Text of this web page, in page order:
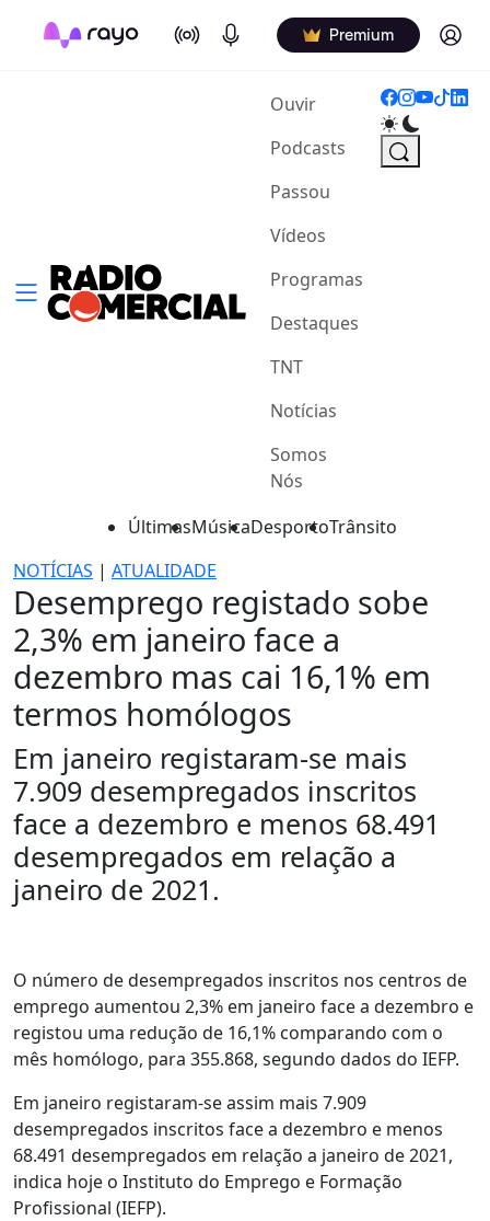
On Air Podcasts Premium Log in
Ouvir(current)
Podcasts
Passou
Vídeos
Programas
Destaques
TNT
Notícias
Somos
Nós
ÚltimasMúsicaDesportoTrânsito
NOTÍCIAS | ATUALIDADE
Desemprego registado sobe
2,3% em janeiro face a
dezembro mas cai 16,1% em
termos homólogos
Em janeiro registaram-se mais
7.909 desempregados inscritos
face a dezembro e menos 68.491
desempregados em relação a
janeiro de 2021.
O número de desempregados inscritos nos centros de
emprego aumentou 2,3% em janeiro face a dezembro e
registou uma redução de 16,1% comparando com o
mês homólogo, para 355.868, segundo dados do IEFP.
Em janeiro registaram-se assim mais 7.909
desempregados inscritos face a dezembro e menos
68.491 desempregados em relação a janeiro de 2021,
indica hoje o Instituto do Emprego e Formação
Profissional (IEFP).